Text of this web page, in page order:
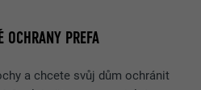
OCHRANY PREFA
a chcete svůj dům ochránit